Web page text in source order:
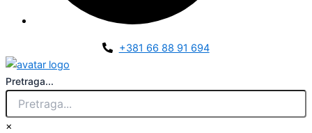
+381 66 88 91 694
Pretraga...
×